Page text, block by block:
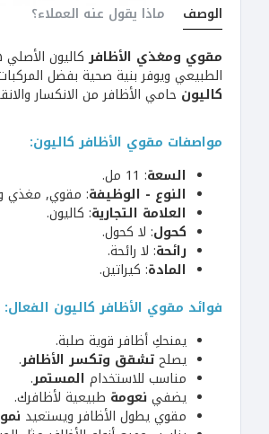
الوصف
ماذا يقول عنه العملاء؟
مقوي ومغذي الأظافركاليون
الطبيعي ويوفر بنية صحية بفضل المركبات
كاليون حامي الأظافر من الانكسار
مواصفات مقوي الأظافر كاليون:
السعة: 11 مل.
النوع - الوظيفة: مقوي, مغذي
العلامة التجارية: كاليون.
كحول: لا كحول.
رائحة: لا رائحة.
المادة: كيراتين.
فوائد مقوي الأظافر كاليون الفعال:
يمنحكِ أظافر قوية صلبة.
يصلحتشقق وتكسر الأظافر.
مناسب للاستخدام المستمر.
يضفي نعومة طبيعية لأظافرك.
مقوي يطول الأظافر ويستعيد